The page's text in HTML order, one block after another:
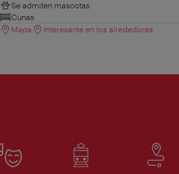
Se admiten mascotas
Cunas
Mapa
Interesante en los alrededores